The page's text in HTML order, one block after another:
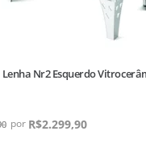
Lenha Nr2 Esquerdo
R$2.299,90